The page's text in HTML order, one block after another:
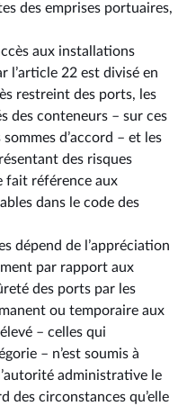
des emprises portuaires,
aux installations
l’article 22 est divisé en
restreint des ports, les
des conteneurs –⁠ sur ces
d’accord – et les
des risques
fait référence aux
dans le code des
dépend de l’appréciation
par rapport aux
des ports par les
ou temporaire aux
–⁠ celles qui
– n’est soumis à
administrative le
des circonstances qu’elle